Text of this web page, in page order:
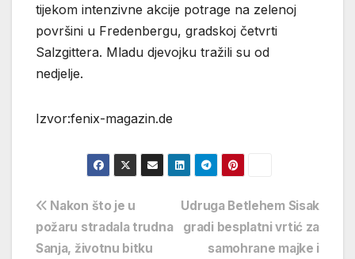
tijekom intenzivne akcije potrage na zelenoj
površini u Fredenbergu, gradskoj četvrti
Salzgittera. Mladu djevojku tražili su od
nedjelje.
Izvor:fenix-magazin.de
Navigacija
objava
Udruga Betlehem Sisak
gradi besplatni vrtić za
samohrane majke i
Nakon što je u
požaru stradala trudna
Sanja, životnu bitku